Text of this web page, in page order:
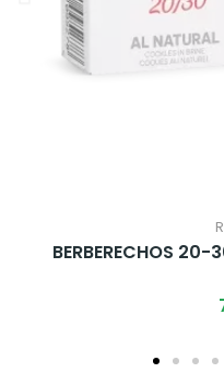
BERBERECHOS 20-